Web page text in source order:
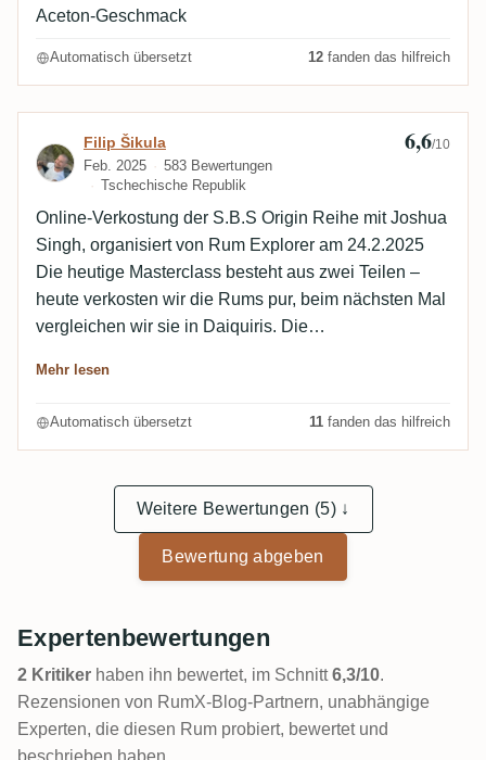
Aceton-Geschmack
Automatisch übersetzt 12 fanden das hilfreich
Bewertung von Filip Šikula
Filip Šikula
Feb. 2025
583 Bewertungen
Tschechische Republik
6,6/10
Online-Verkostung der S.B.S Origin Reihe mit Joshua
Singh, organisiert von Rum Explorer am 24.2.2025
Die heutige Masterclass besteht aus zwei Teilen –
heute verkosten wir die Rums pur, beim nächsten Mal
vergleichen wir sie in Daiquiris. Die
Mehr lesen
Automatisch übersetzt 11 fanden das hilfreich
Weitere Bewertungen (5) ↓
Bewertung abgeben
Expertenbewertungen
2 Kritiker haben ihn bewertet, im Schnitt6,3/10.
Rezensionen von RumX-Blog-Partnern, unabhängige
Experten, die diesen Rum probiert, bewertet und